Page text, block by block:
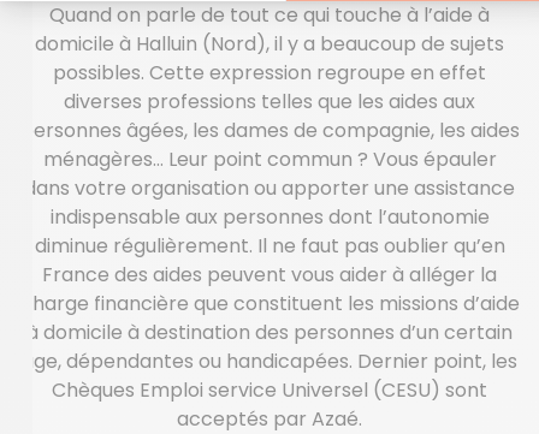
Quand on parle de tout ce qui touche à l’aide à
domicile à Halluin (Nord), il y a beaucoup de sujets
possibles. Cette expression regroupe en effet
diverses professions telles que les aides aux
personnes âgées, les dames de compagnie, les aides
ménagères… Leur point commun ? Vous épauler
dans votre organisation ou apporter une assistance
indispensable aux personnes dont l’autonomie
diminue régulièrement. Il ne faut pas oublier qu’en
France des aides peuvent vous aider à alléger la
charge financière que constituent les missions d’aide
à domicile à destination des personnes d’un certain
âge, dépendantes ou handicapées. Dernier point, les
Chèques Emploi service Universel (CESU) sont
acceptés par Azaé.